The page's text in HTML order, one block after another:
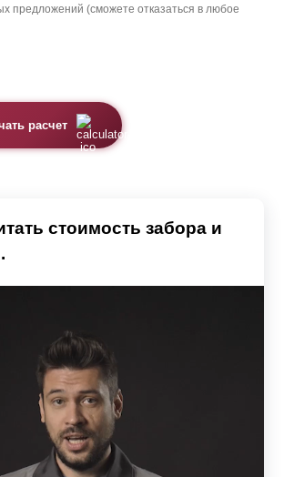
предложений (сможете отказаться в любое
расчет
стоимость забора и